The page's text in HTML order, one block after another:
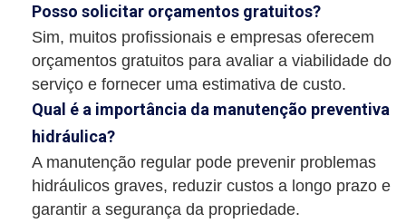
Posso solicitar orçamentos gratuitos?
Sim, muitos profissionais e empresas oferecem
orçamentos gratuitos para avaliar a viabilidade do
serviço e fornecer uma estimativa de custo.
Qual é a importância da manutenção preventiva
hidráulica?
A manutenção regular pode prevenir problemas
hidráulicos graves, reduzir custos a longo prazo e
garantir a segurança da propriedade.